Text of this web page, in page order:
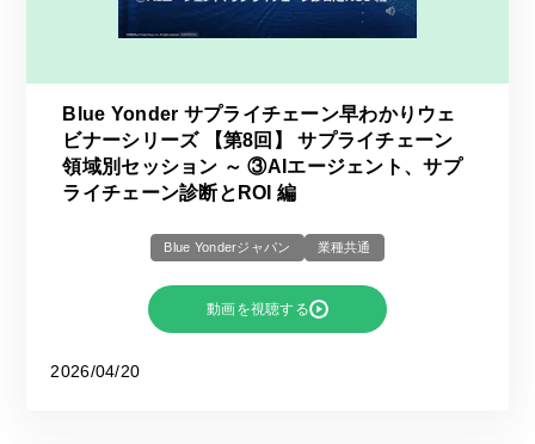
Blue Yonder サプライチェーン早わかりウェ
ビナーシリーズ 【第8回】 サプライチェーン
領域別セッション ～ ③AIエージェント、サプ
ライチェーン診断とROI 編
Blue Yonderジャパン 業種共通
動画を視聴する
2026/04/20